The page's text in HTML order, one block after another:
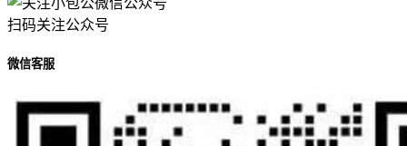
扫码关注公众号
微信客服